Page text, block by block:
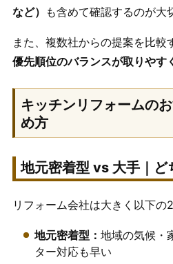
など） も含めて確認するのが大
また、複数社からの提案を比較
優先順位のバランスが取りやす
キッチンリフォームの
め方
地元密着型 vs 大手｜ど
リフォーム会社は大きく以下の
地元密着型： 地域の気候・
ター対応も早い